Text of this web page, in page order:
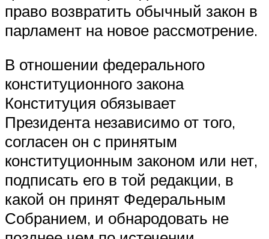
право возвратить обычный закон в
парламент на новое рассмотрение.
В отношении федерального
конституционного закона
Конституция обязывает
Президента независимо от того,
согласен он с принятым
конституционным законом или нет,
подписать его в той редакции, в
какой он принят Федеральным
Собранием, и обнародовать не